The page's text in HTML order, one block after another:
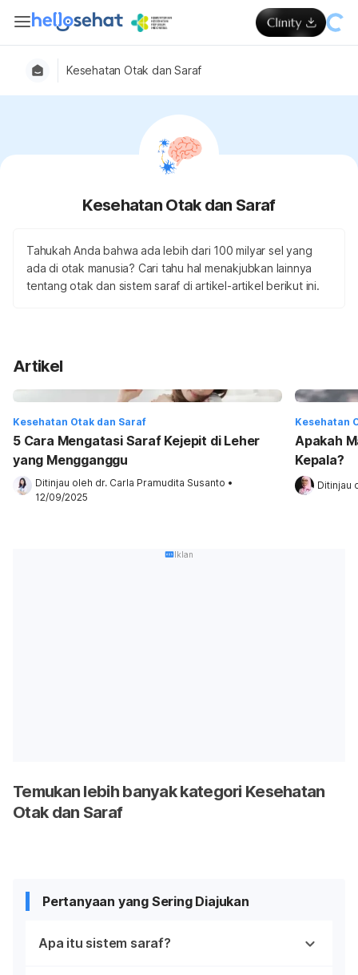
Kesehatan Otak dan Saraf
Kesehatan Otak dan Saraf
Tahukah Anda bahwa ada lebih dari 100 milyar sel yang
ada di otak manusia? Cari tahu hal menakjubkan lainnya
tentang otak dan sistem saraf di artikel-artikel berikut ini.
Artikel
Kesehatan Otak dan Saraf
5 Cara Mengatasi Saraf Kejepit di Leher
yang Mengganggu
Ditinjau oleh dr. Carla Pramudita Susanto •
12/09/2025
Kesehatan
Apakah
Kepala?
Ditinjau
Iklan
Temukan lebih banyak kategori Kesehatan
Otak dan Saraf
Pertanyaan yang Sering Diajukan
Apa itu sistem saraf?